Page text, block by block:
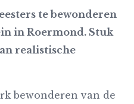
te bewonderen
in Roermond. Stuk
realistische
bewonderen van de